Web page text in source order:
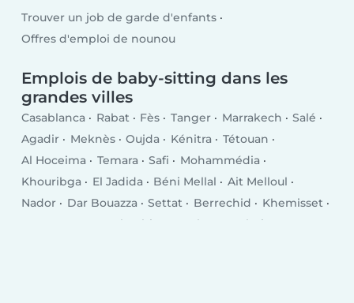
Trouver un job de garde d'enfants
Offres d'emploi de nounou
Emplois de baby-sitting dans les
grandes villes
Casablanca Rabat Fès Tanger Marrakech
Salé
Agadir
Meknès Oujda Kénitra
Tétouan
Al Hoceima
Temara Safi
Mohammédia
Khouribga
El Jadida Béni Mellal
Ait Melloul
Nador
Dar Bouazza Settat Berrechid
Khemisset
Ksar El Kebir Larache
Guelmim